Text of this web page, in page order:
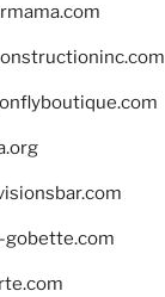
gobette.com